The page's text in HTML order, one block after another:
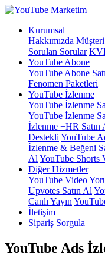
Kurumsal
Hakkımızda
Sorulan Sorular
YouTube Abone
YouTube Abone
Fenomen Paketleri
YouTube İzlenme
YouTube İzlenme
YouTube İzlenme
İzlenme +HR Satın
Destekli YouTube
İzlenme & Beğeni
Al YouTube Shorts
Diğer Hizmetler
YouTube Video
Upvotes Satın Al
Canlı Yayın
İletişim
Sipariş Sorgula
YouTube Ads